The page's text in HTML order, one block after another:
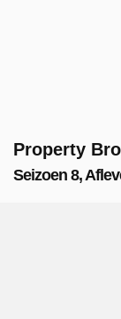
Property
Seizoen 8,